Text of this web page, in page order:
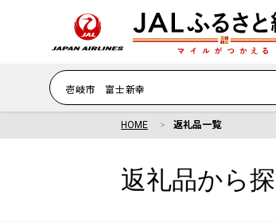
HOME 返礼品一覧
返礼品から